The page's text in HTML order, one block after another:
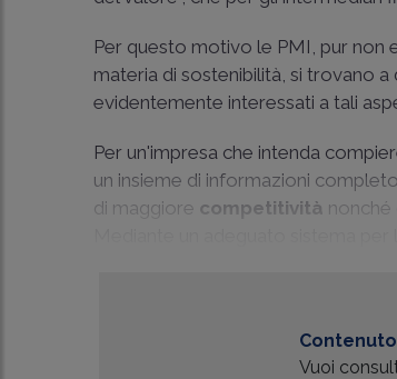
Per questo motivo le PMI, pur non
materia di sostenibilità, si trovano
evidentemente interessati a tali
Per un'impresa che intenda
un insieme di informazioni
di maggiore competitività nonché
Vuoi